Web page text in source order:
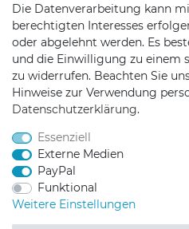
Die Datenverarbeitung kann
berechtigten Interesses
oder abgelehnt werden. Es
und die Einwilligung zu einem
zu widerrufen. Beachten Sie
Hinweise zur Verwendung
Daten­schutz­erklärung.
Essenziell
Externe Medien
PayPal
Funktional
Weitere Einstellungen